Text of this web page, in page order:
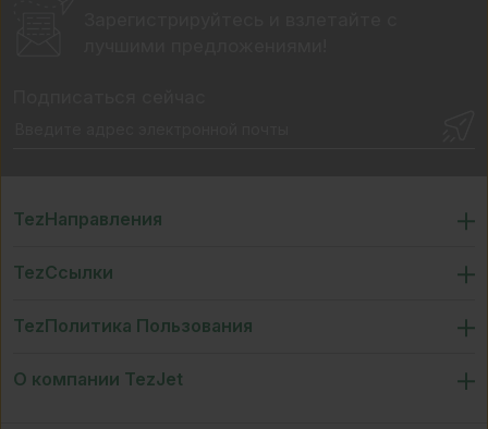
TezНаправления
TezСсылки
TezПолитика Пользования
О компании TezJet